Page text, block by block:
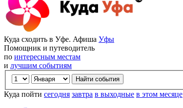
Куда сходить в Уфе. Афиша Уфы
Помощник и путеводитель
по интересным местам
и лучшим событиям
Куда пойти сегодня завтра в выходные в этом месяце